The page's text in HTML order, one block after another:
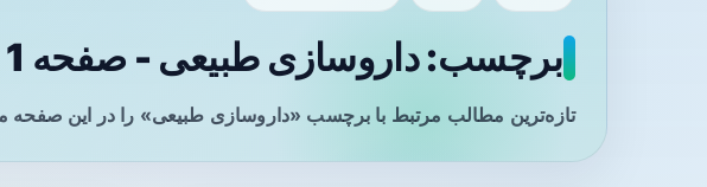
برچسب: داروسازی طبیعی - صفحه 1
تازه‌ترین مطالب مرتبط با برچسب «داروسازی طبیعی» را در این صفحه